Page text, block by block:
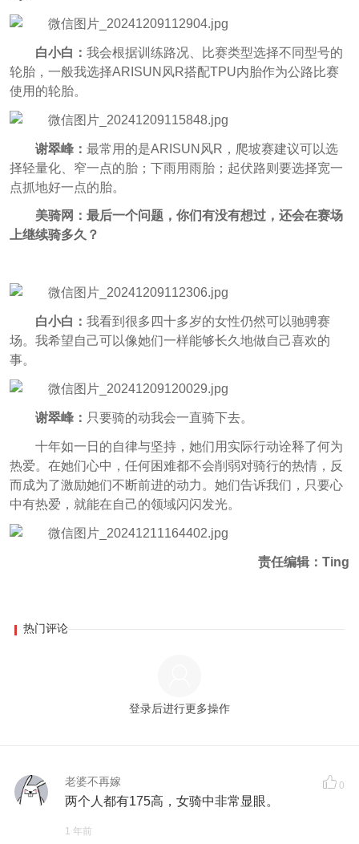
白小白： 我会根据训练路况、比赛类型选择不同型号的
轮胎，一般我选择ARISUN风R搭配TPU内胎作为公路比赛
使用的轮胎。
谢翠峰： 最常用的是ARISUN⻛R，爬坡赛建议可以选
择轻量化、窄一点的胎；下雨用雨胎；起伏路则要选择宽一
点抓地好一点的胎。
美骑网：最后一个问题，你们有没有想过，还会在赛场
上继续骑多久？
白小白： 我看到很多四十多岁的女性仍然可以驰骋赛
场。我希望自己可以像她们一样能够长久地做自己喜欢的
事。
谢翠峰： 只要骑的动我会一直骑下去。
十年如一日的自律与坚持，她们用实际行动诠释了何为
热爱。在她们心中，任何困难都不会削弱对骑行的热情，反
而成为了激励她们不断前进的动力。她们告诉我们，只要心
中有热爱，就能在自己的领域闪闪发光。
责任编辑：Ting
热门评论
登录后进行更多操作
老婆不再嫁 0
两个人都有175高，女骑中非常显眼。
1 年前